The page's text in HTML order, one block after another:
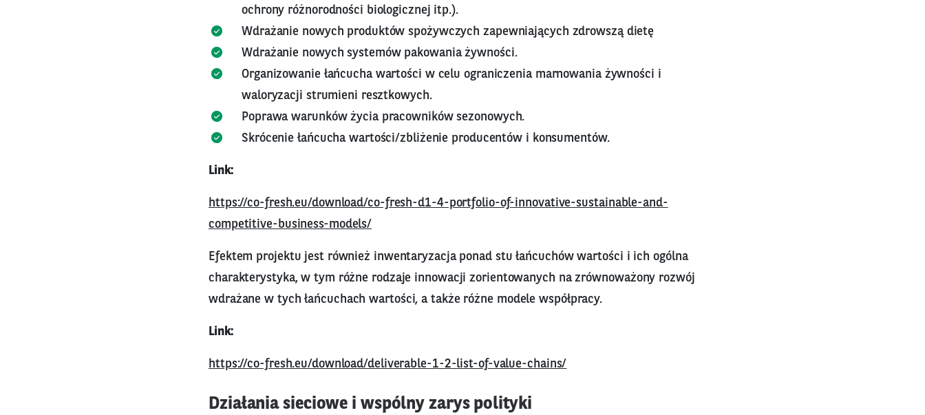
ochrony różnorodności biologicznej itp.).
Wdrażanie nowych produktów spożywczych zapewniających zdrowszą dietę
Wdrażanie nowych systemów pakowania żywności.
Organizowanie łańcucha wartości w celu ograniczenia marnowania żywności i
waloryzacji strumieni resztkowych.
Poprawa warunków życia pracowników sezonowych.
Skrócenie łańcucha wartości/zbliżenie producentów i konsumentów.
Link:
https://co-fresh.eu/download/co-fresh-d1-4-portfolio-of-innovative-sustainable-and-
competitive-business-models/
Efektem projektu jest również inwentaryzacja ponad stu łańcuchów wartości i ich ogólna
charakterystyka, w tym różne rodzaje innowacji zorientowanych na zrównoważony rozwój
wdrażane w tych łańcuchach wartości, a także różne modele współpracy.
Link:
https://co-fresh.eu/download/deliverable-1-2-list-of-value-chains/
Działania sieciowe i wspólny zarys polityki